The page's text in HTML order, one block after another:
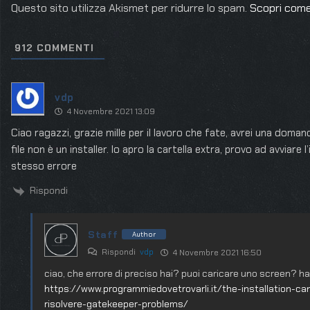
Questo sito utilizza Akismet per ridurre lo spam. Scopri
912 COMMENTI
vdp
4 Novembre 2021 13:09
Ciao ragazzi, grazie mille per il lavoro che fate, avrei una
file non è un installer. Io apro la cartella extra, provo ad avviare
stesso errore
Rispondi
Staff Author
Rispondi vdp 4 Novembre 2021 16:50
ciao, che errore di preciso hai? puoi caricare uno screen?
https://www.programmiedovetrovarli.it/the-installation-
risolvere-gatekeeper-problems/